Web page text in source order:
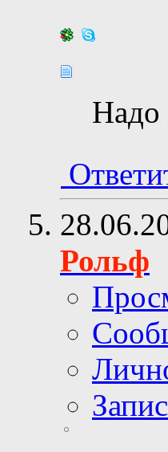
Надо
Рольф